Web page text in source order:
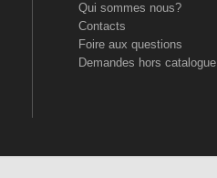
Qui sommes nous?
Contacts
Foire aux questions
Demandes hors catalogue